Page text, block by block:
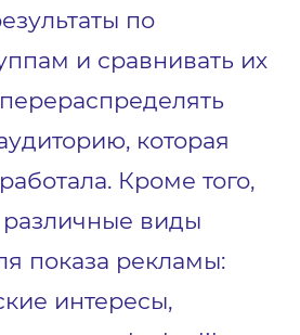
по
и сравнивать их
которая
Кроме того,
виды
показа рекламы:
интересы,